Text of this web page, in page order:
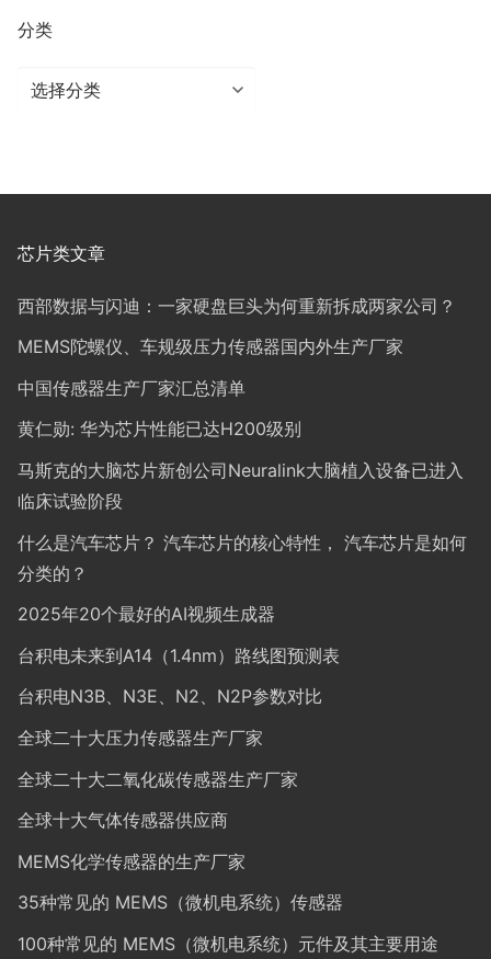
分类
分
芯片类文章
西部数据与闪迪：一家硬盘巨头为何重新拆成两家公司？
MEMS陀螺仪、车规级压力传感器国内外生产厂家
中国传感器生产厂家汇总清单
黄仁勋: 华为芯片性能已达H200级别
马斯克的大脑芯片新创公司Neuralink大脑植入设备已进入
临床试验阶段
什么是汽车芯片？ 汽车芯片的核心特性， 汽车芯片是如何
分类的？
2025年20个最好的AI视频生成器
台积电未来到A14（1.4nm）路线图预测表
台积电N3B、N3E、N2、N2P参数对比
全球二十大压力传感器生产厂家
全球二十大二氧化碳传感器生产厂家
全球十大气体传感器供应商
MEMS化学传感器的生产厂家
35种常见的 MEMS（微机电系统）传感器
100种常见的 MEMS（微机电系统）元件及其主要用途